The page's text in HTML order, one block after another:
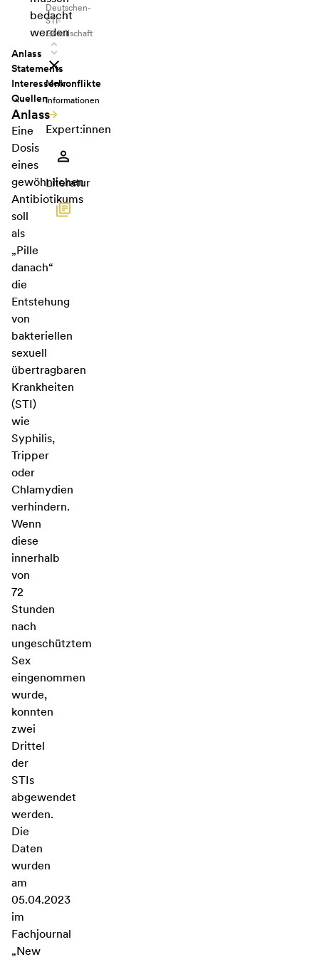
bedacht
werden
Anlass
Statements
Interessenkonflikte
Quellen
Anlass
Eine
Dosis
eines
gewöhnlichen
Antibiotikums
soll
als
„Pille
danach“
die
Entstehung
von
bakteriellen
sexuell
übertragbaren
Krankheiten
(STI)
wie
Syphilis,
Tripper
oder
Chlamydien
verhindern.
Wenn
diese
innerhalb
von
72
Stunden
nach
ungeschütztem
Sex
eingenommen
wurde,
konnten
zwei
Drittel
der
STIs
abgewendet
werden.
Die
Daten
wurden
am
05.04.2023
im
Fachjournal
„New
Deutschen-
STI-
Gesellschaft
Mehr
Informationen
Expert:innen
Literatur